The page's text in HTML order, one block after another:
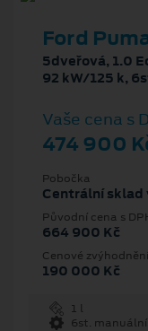
Ford
5dveřová, 1.0
92 kW/125 k,
Vaše cena s
474 900
Pobočka
Centrální sklad
Původní cena s
664 900 Kč
Cenové zvýhodnění
190 000 Kč
1 l
6st. manuální